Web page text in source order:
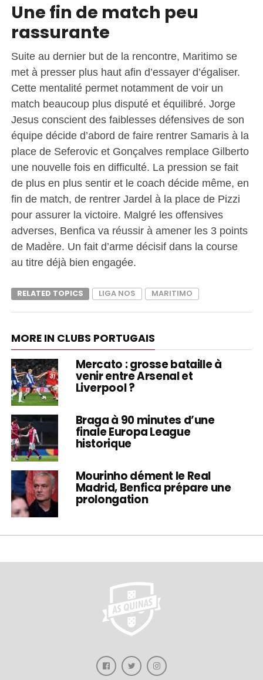
Une fin de match peu
rassurante
Suite au dernier but de la rencontre, Maritimo se
met à presser plus haut afin d’essayer d’égaliser.
Cette mentalité permet notamment de voir un
match beaucoup plus disputé et équilibré. Jorge
Jesus conscient des faiblesses défensives de son
équipe décide d’abord de faire rentrer Samaris à la
place de Seferovic et Gonçalves remplace Gilberto
une nouvelle fois en difficulté. La pression se fait
de plus en plus sentir et le coach décide même, en
fin de match, de rentrer Jardel à la place de Pizzi
pour assurer la victoire. Malgré les offensives
adverses, Benfica va réussir à amener les 3 points
de Madère. Un fait d’arme décisif dans la course
au titre déjà bien engagée.
RELATED TOPICS LIGA NOS MARITIMO
MORE IN CLUBS PORTUGAIS
Mercato : grosse bataille à
venir entre Arsenal et
Liverpool ?
Braga à 90 minutes d’une
finale Europa League
historique
Mourinho dément le Real
Madrid, Benfica prépare une
prolongation